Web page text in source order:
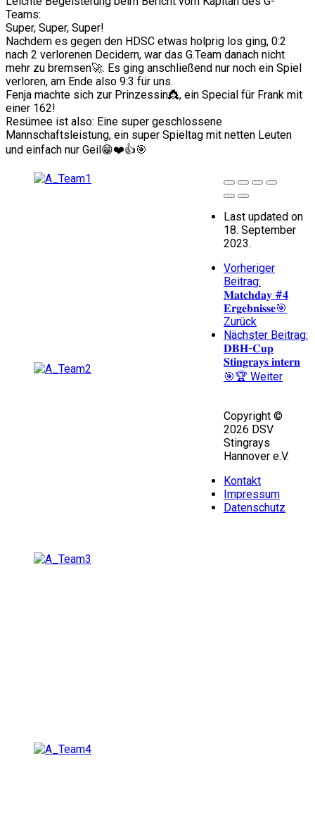
Teams:
Super, Super, Super!
Nachdem es gegen den HDSC etwas holprig los ging, 0:2
nach 2 verlorenen Decidern, war das G.Team danach nicht
mehr zu bremsen🚀. Es ging anschließend nur noch ein Spiel
verloren, am Ende also 9:3 für uns.
Fenja machte sich zur Prinzessin👸, ein Special für Frank mit
einer 162!
Resümee ist also: Eine super geschlossene
Mannschaftsleistung, ein super Spieltag mit netten Leuten
und einfach nur Geil😁❤️👍🎯
Last updated on
18. September
2023.
Vorheriger
Beitrag:
𝐌𝐚𝐭𝐜𝐡𝐝𝐚𝐲 #𝟒
𝐄𝐫𝐠𝐞𝐛𝐧𝐢𝐬𝐬𝐞🎯
Zurück
Nächster Beitrag:
𝐃𝐁𝐇-𝐂𝐮𝐩
𝐒𝐭𝐢𝐧𝐠𝐫𝐚𝐲𝐬 𝐢𝐧𝐭𝐞𝐫𝐧
🎯🏆 Weiter
Copyright ©
2026 DSV
Stingrays
Hannover e.V.
Kontakt
Impressum
Datenschutz